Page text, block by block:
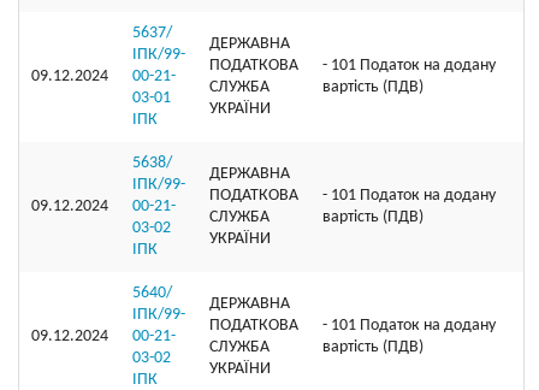
09.12.2024
5637/
ІПК/99-
00-21-
03-01
ІПК
ДЕРЖАВНА
ПОДАТКОВА
СЛУЖБА
УКРАЇНИ
- 101 Податок на додану
вартість (ПДВ)
09.12.2024
5638/
ІПК/99-
00-21-
03-02
ІПК
ДЕРЖАВНА
ПОДАТКОВА
СЛУЖБА
УКРАЇНИ
- 101 Податок на додану
вартість (ПДВ)
09.12.2024
5640/
ІПК/99-
00-21-
03-02
ІПК
ДЕРЖАВНА
ПОДАТКОВА
СЛУЖБА
УКРАЇНИ
- 101 Податок на додану
вартість (ПДВ)